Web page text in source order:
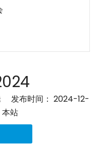
产
布时间： 2024-12-
本站